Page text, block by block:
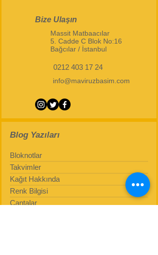
Bize Ulaşın
Massit Matbaacılar
5. Cadde C Blok No:16
Bağcılar / İstanbul
0212 403 17 24
info@maviruzbasim.com
Blog Yazıları
Bloknotlar
Takvimler
Kağıt Hakkında
Renk Bilgisi
Çantalar